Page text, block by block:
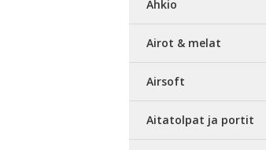
Ahkio
Airot & melat
Airsoft
Aitatolpat ja portit